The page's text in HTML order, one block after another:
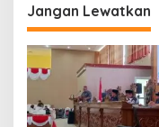
Jangan Lewatkan